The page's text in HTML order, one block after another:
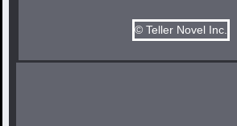
© Teller Novel Inc.